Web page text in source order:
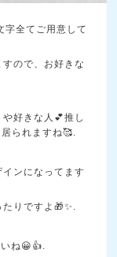
字全てご用意して
ので、お好きな
好きな人💕推し
られますね🥰.
ンになってます
りですよ🎁✨.
ね😀👍.